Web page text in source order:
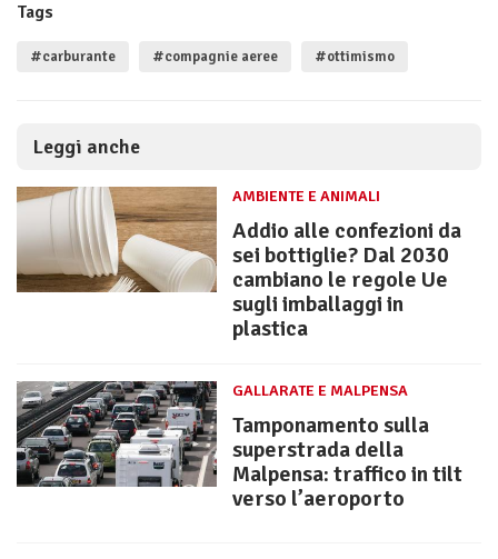
Tags
#carburante #compagnie aeree #ottimismo
Leggi anche
AMBIENTE E ANIMALI
Addio alle confezioni da
sei bottiglie? Dal 2030
cambiano le regole Ue
sugli imballaggi in
plastica
GALLARATE E MALPENSA
Tamponamento sulla
superstrada della
Malpensa: traffico in tilt
verso l’aeroporto